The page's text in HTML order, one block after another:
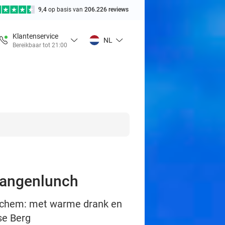
9,4 op basis van 206.226 reviews
Klantenservice
Bereikbaar tot 21:00
NL
met warme drank en
Berg